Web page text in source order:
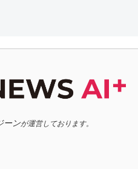
ーンが運営しております。